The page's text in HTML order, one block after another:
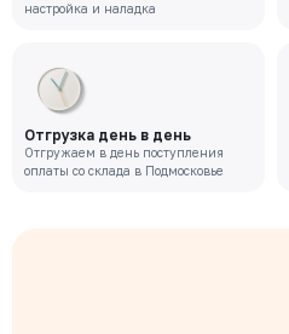
настройка и наладка
Отгрузка день в день
Отгружаем в день поступления
оплаты со склада в Подмосковье